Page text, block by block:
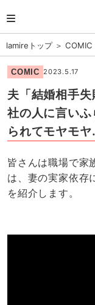
lamireトップ＞ COMIC
COMIC 2023.5.17
夫「結婚相手
社の人に言い
られてモヤモヤ
皆さんは職場で家
は、妻の実家依存
を紹介します。